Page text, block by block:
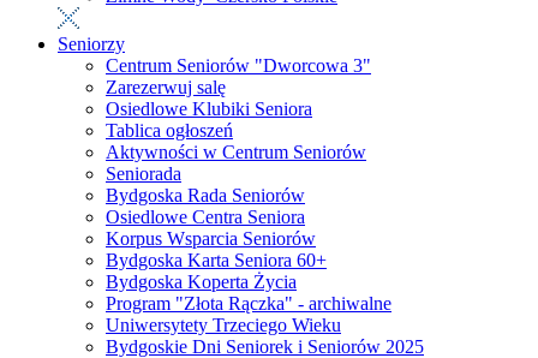
Seniorzy
Centrum Seniorów "Dworcowa 3"
Zarezerwuj salę
Osiedlowe Klubiki Seniora
Tablica ogłoszeń
Aktywności w Centrum Seniorów
Seniorada
Bydgoska Rada Seniorów
Osiedlowe Centra Seniora
Korpus Wsparcia Seniorów
Bydgoska Karta Seniora 60+
Bydgoska Koperta Życia
Program "Złota Rączka" - archiwalne
Uniwersytety Trzeciego Wieku
Bydgoskie Dni Seniorek i Seniorów 2025